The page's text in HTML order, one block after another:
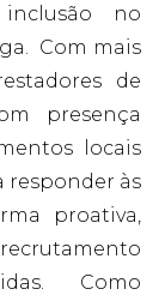
no
Com mais
de
presença
locais
responder às
proativa,
Como